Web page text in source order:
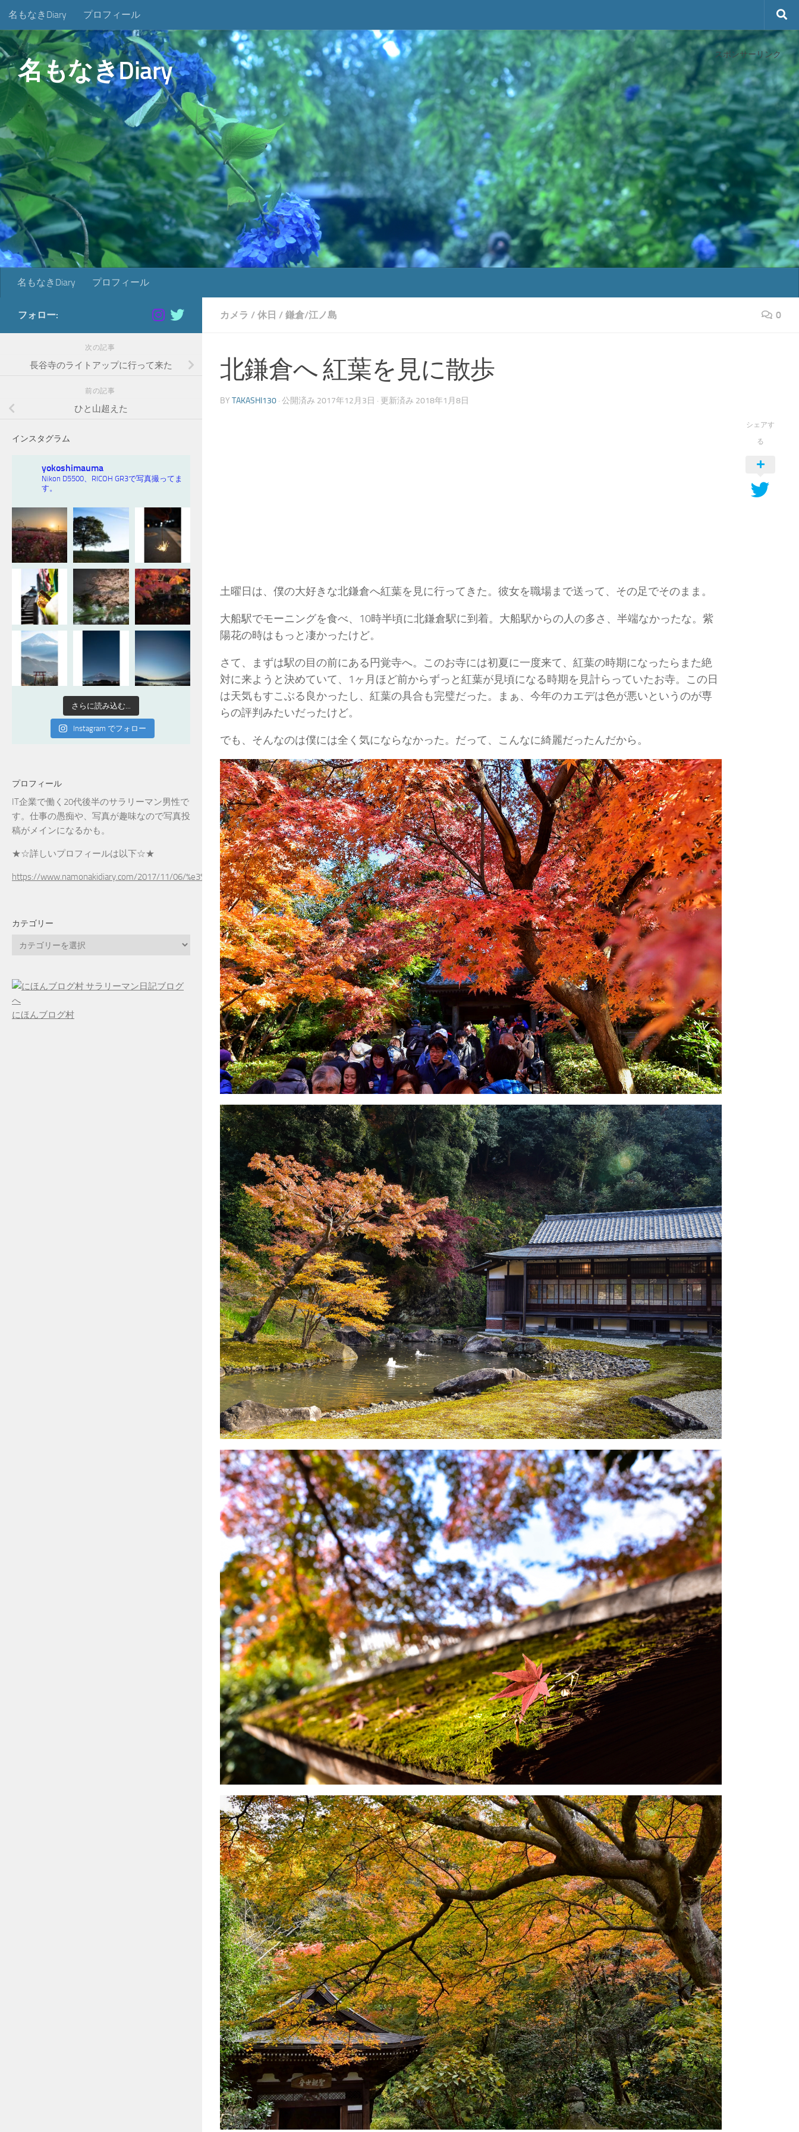
コンテンツへスキップ
名もなきDiary プロフィール
名もなきDiary
スポンサーリンク
名もなきDiary プロフィール
カメラ / 休日 / 鎌倉/江ノ島 0
北鎌倉へ 紅葉を見に散歩
BY TAKASHI130 · 公開済み 2017年12月3日 · 更新済み 2018年1月8日
土曜日は、僕の大好きな北鎌倉へ紅葉を見に行ってきた。彼女を職場まで送って、その足でそのまま。
大船駅でモーニングを食べ、10時半頃に北鎌倉駅に到着。大船駅からの人の多さ、半端なかったな。紫
陽花の時はもっと凄かったけど。
さて、まずは駅の目の前にある円覚寺へ。このお寺には初夏に一度来て、紅葉の時期になったらまた絶
対に来ようと決めていて、1ヶ月ほど前からずっと紅葉が見頃になる時期を見計らっていたお寺。この日
は天気もすこぶる良かったし、紅葉の具合も完璧だった。まぁ、今年のカエデは色が悪いというのが専
らの評判みたいだったけど。
でも、そんなのは僕には全く気にならなかった。だって、こんなに綺麗だったんだから。
シェアす
る
フォロー:
次の記事
長谷寺のライトアップに行って来た
前の記事
ひと山超えた
インスタグラム
yokoshimauma
Nikon D5500、RICOH GR3で写真撮ってま
す。
さらに読み込む...
Instagram でフォロー
プロフィール
IT企業で働く20代後半のサラリーマン男性で
す。仕事の愚痴や、写真が趣味なので写真投
稿がメインになるかも。
★☆詳しいプロフィールは以下☆★
https://www.namonakidiary.com/2017/11/06/%e3%83%97%e3%83%ad%e3%83%95%e3%82%a3%e3%83%bc%e3%83%ab/
カテゴリー
リ
ー
にほんブログ村